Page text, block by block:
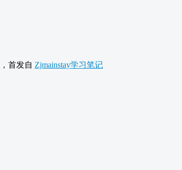
，首发自 Zjmainstay学习笔记